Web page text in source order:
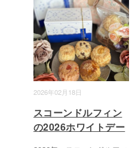
2026年02月18日
スコーンドルフィン
の2026ホワイトデー